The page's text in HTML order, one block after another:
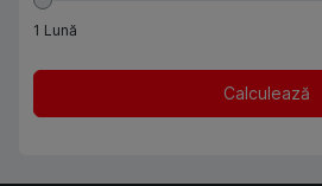
1 Lună
Calculează